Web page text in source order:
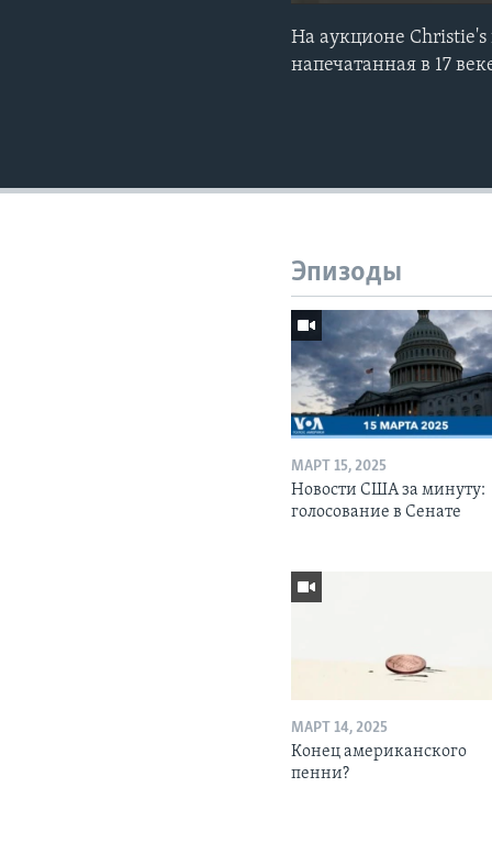
На аукционе
напечатанная в 17
Эпизоды
МАРТ 15, 2025
Новости США за минуту:
голосование в Сенате
МАРТ 14, 2025
Конец американского
пенни?